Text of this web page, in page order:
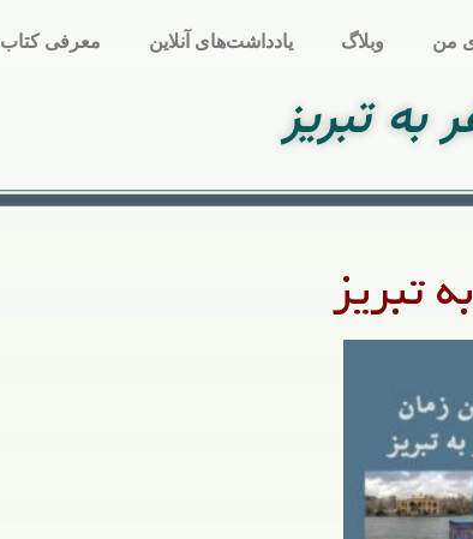
من وبلاگ یادداشت‌های آنلاین معرفی کتاب
تبریز
تبریز